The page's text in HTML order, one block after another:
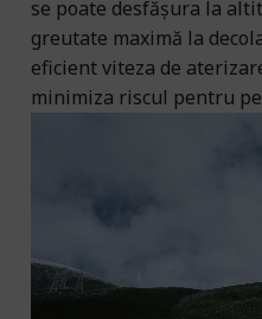
se poate desfășura la
greutate maximă la
eficient viteza de
minimiza riscul pentru